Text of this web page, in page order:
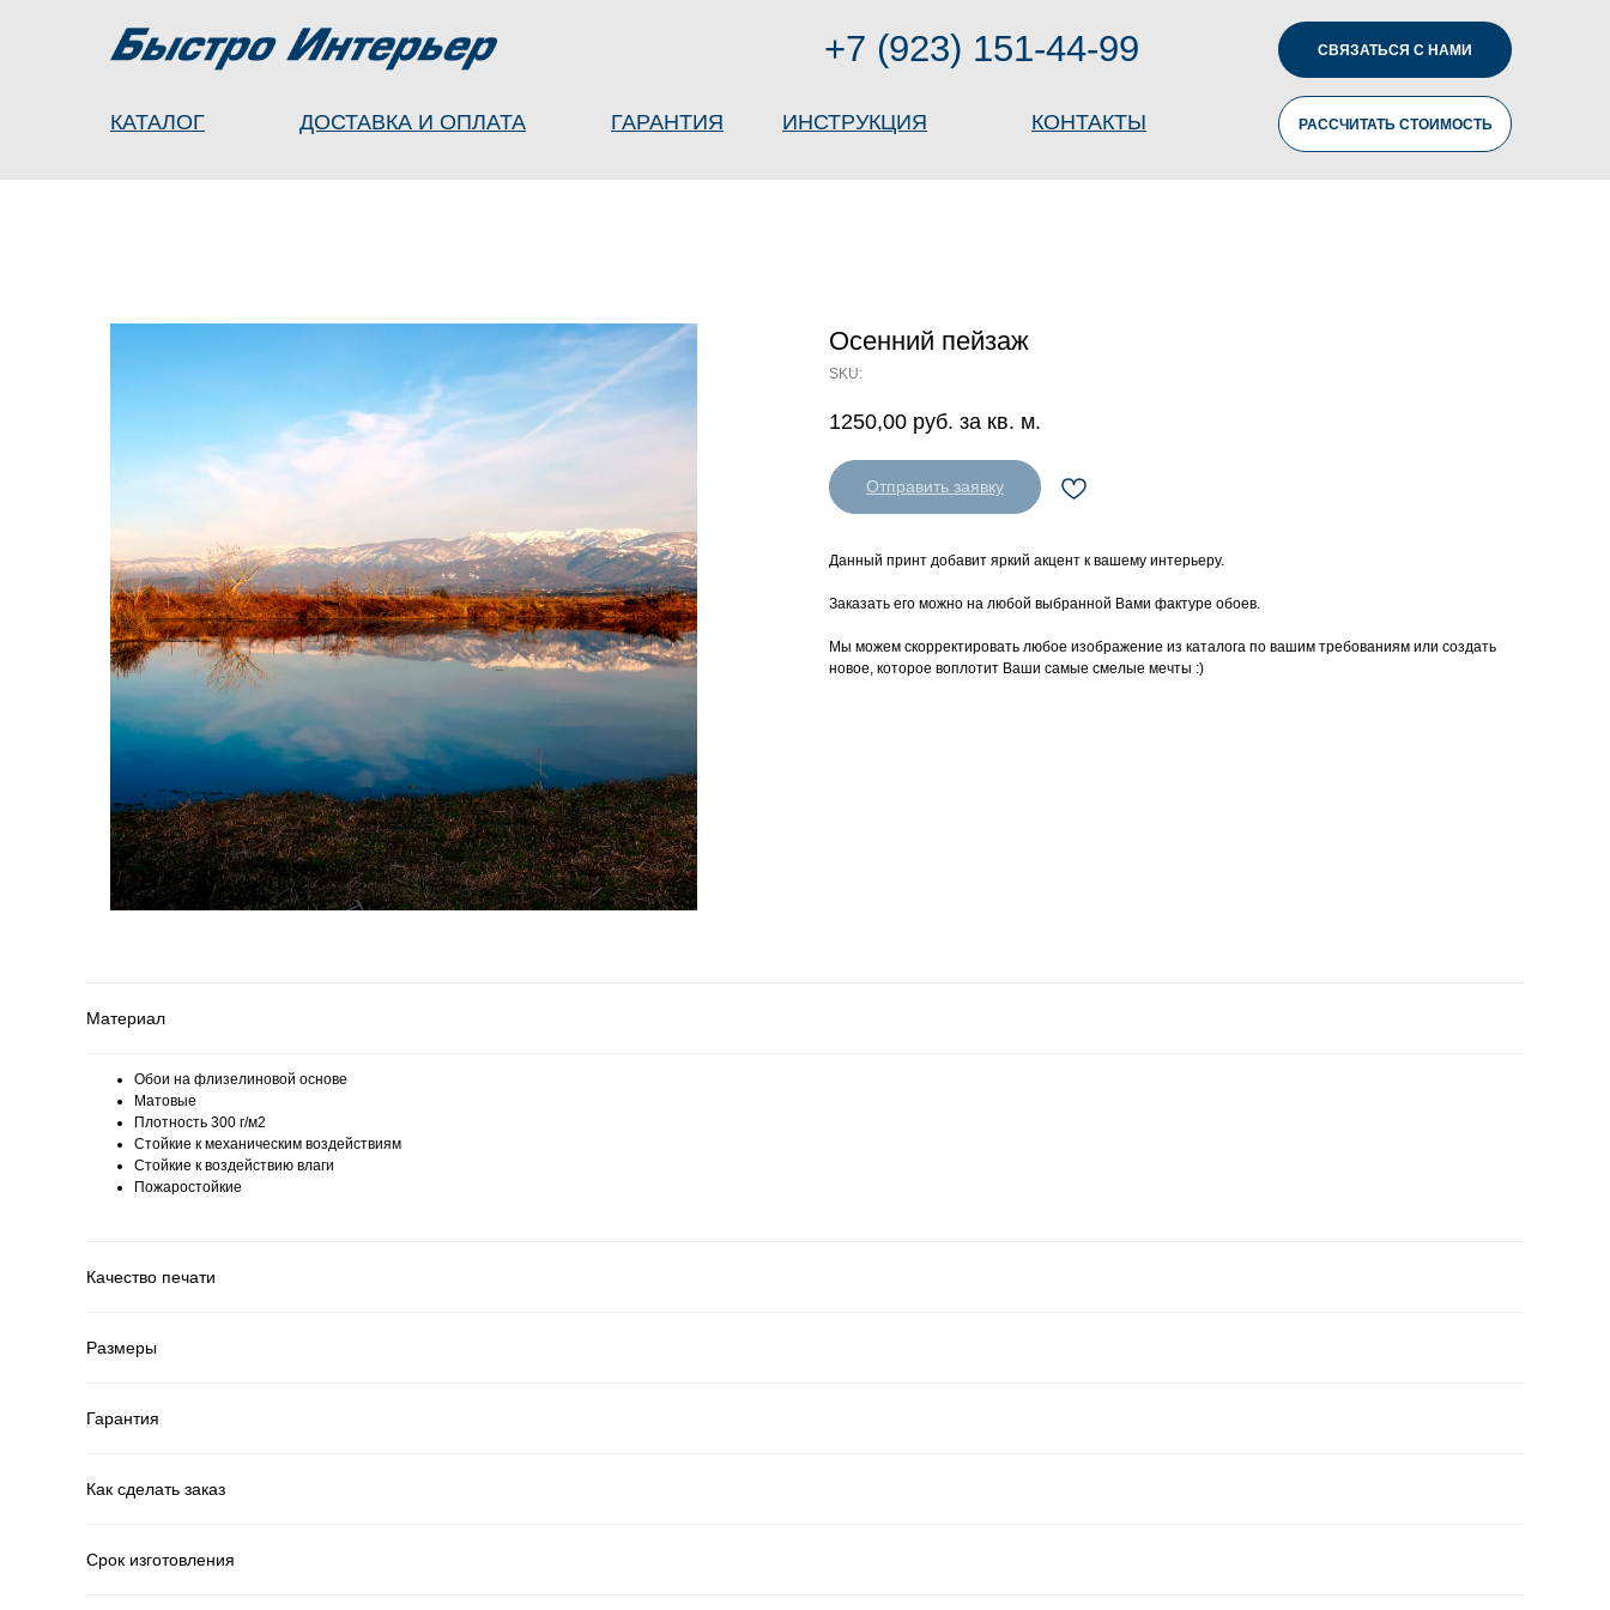
КАТАЛОГ ДОСТАВКА И ОПЛАТА ГАРАНТИЯ ИНСТРУКЦИЯ КОНТАКТЫ
СВЯЗАТЬСЯ С НАМИ
РАССЧИТАТЬ СТОИМОСТЬ
+7 (923) 151-44-99
Осенний пейзаж
SKU:
1250,00 руб. за кв. м.
Отправить заявку
Данный принт добавит яркий акцент к вашему интерьеру.
Заказать его можно на любой выбранной Вами фактуре обоев.
Мы можем скорректировать любое изображение из каталога по вашим требованиям или создать
новое, которое воплотит Ваши самые смелые мечты :)
Материал
Обои на флизелиновой основе
Матовые
Плотность 300 г/м2
Стойкие к механическим воздействиям
Cтойкие к воздействию влаги
Пожаростойкие
Качество печати
Размеры
Гарантия
Как сделать заказ
Срок изготовления